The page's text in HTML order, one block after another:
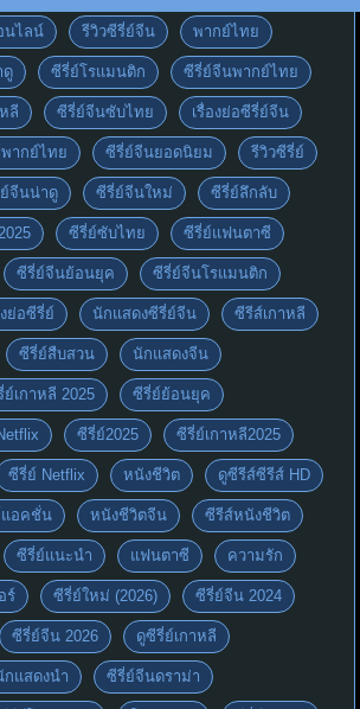
นไลน์ รีวิวซีรี่ย์จีน พากย์ไทย
ดู ซีรี่ย์โรแมนติก ซีรี่ย์จีนพากย์ไทย
ลี ซีรี่ย์จีนซับไทย เรื่องย่อซีรี่ย์จีน
ากย์ไทย ซีรี่ย์จีนยอดนิยม รีวิวซีรี่ย์
จีนน่าดู ซีรี่ย์จีนใหม่ ซีรี่ย์ลึกลับ
ซีรี่ย์ซับไทย ซีรี่ย์แฟนตาซี
ซีรี่ย์จีนย้อนยุค ซีรี่ย์จีนโรแมนติก
งย่อซีรี่ย์ นักแสดงซีรี่ย์จีน ซีรีส์เกาหลี
ซีรี่ย์สืบสวน นักแสดงจีน
ย์เกาหลี 2025 ซีรี่ย์ย้อนยุค
ซีรี่ย์2025 ซีรี่ย์เกาหลี2025
ซีรี่ย์ Netflix หนังชีวิต ดูซีรีส์ซีรีส์ HD
อคชั่น หนังชีวิตจีน ซีรีส์หนังชีวิต
ซีรี่ย์แนะนำ แฟนตาซี ความรัก
ร์ ซีรี่ย์ใหม่ (2026) ซีรี่ย์จีน 2024
ซีรี่ย์จีน 2026 ดูซีรี่ย์เกาหลี
กแสดงนำ ซีรี่ย์จีนดราม่า